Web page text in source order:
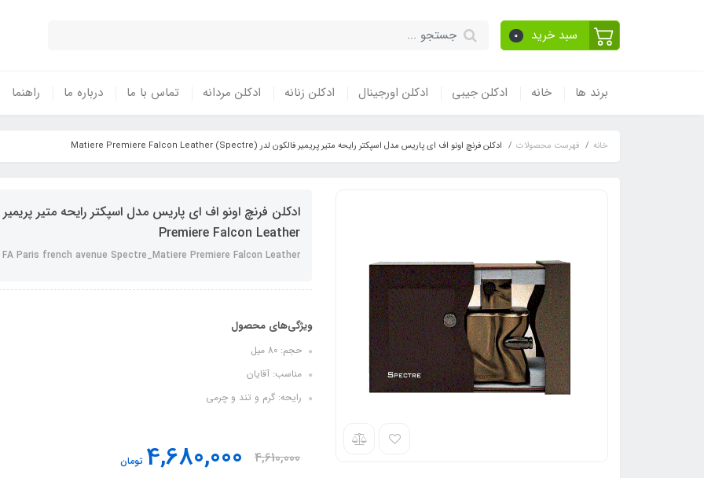
سبد خرید 0
برند ها خانه ادکلن جیبی ادکلن اورجینال ادکلن زنانه ادکلن مردانه تماس با ما درباره ما راهنما
خانه فهرست محصولات ادکلن فرنچ اونو اف ای پاریس مدل اسپکتر رایحه متیر پریمیر فالکون لدر (Spectre) Matiere Premiere Falcon Leather
Premiere Falcon Leather
FA Paris french avenue Spectre_Matiere Premiere Falcon Leather
ویژگی‌های محصول
حجم: 80 میل
مناسب: آقایان
رایحه: گرم و تند و چرمی
4,610,000
4,680,000 تومان